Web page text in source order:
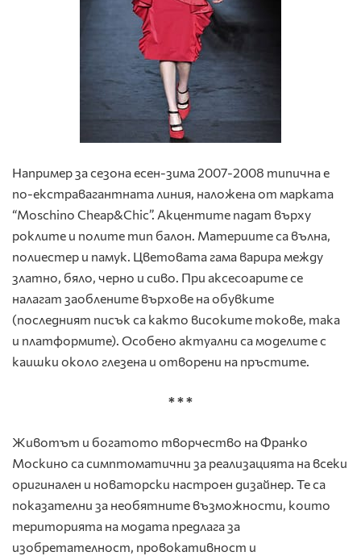
Например за сезона есен-зима 2007-2008 типична е
по-екстравагантната линия, наложена от марката
“Moschino Cheap&Chic”. Акцентите падат върху
роклите и полите тип балон. Материите са вълна,
полиестер и памук. Цветовата гама варира между
златно, бяло, черно и сиво. При аксесоарите се
налагат заоблените върхове на обувките
(последният писък са както високите токове, така
и платформите). Особено актуални са моделите с
каишки около глезена и отворени на пръстите.
* * *
Животът и богатото творчество на Франко
Москино са симптоматични за реализацията на всеки
оригинален и новаторски настроен дизайнер. Те са
показателни за необятните възможности, които
територията на модата предлага за
изобретателност, провокативност и